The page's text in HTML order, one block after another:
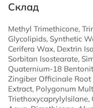
Склад
Methyl Trimethicone,
Glycolipids, Synthetic
Cerifera Wax, Dextrin
Sorbitan Isostearate,
Quaternium-18
Zingiber Officinale
Extract, Polygonum
Triethoxycaprylylsilane,